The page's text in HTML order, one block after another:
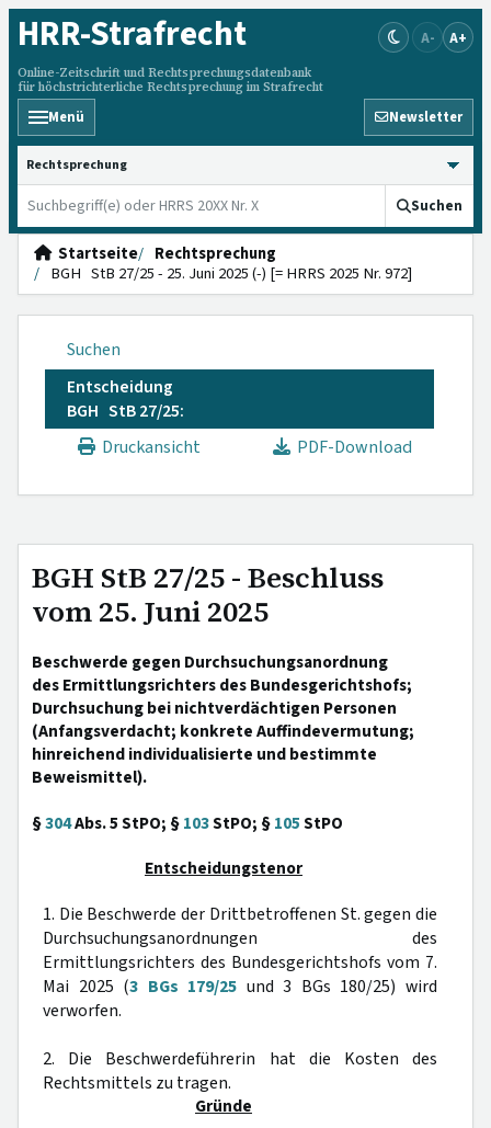
HRR-Strafrecht
Online-Zeitschrift und Rechtsprechungsdatenbank
für höchstrichterliche Rechtsprechung im Strafrecht
A- A+
Menü Newsletter
HRRS durchsuchen
Suchen
Startseite
Rechtsprechung
BGH StB 27/25 - 25. Juni 2025 (-) [= HRRS 2025 Nr. 972]
Suchen
Entscheidung
BGH StB 27/25:
Druckansicht
PDF-Download
BGH StB 27/25 - Beschluss
vom 25. Juni 2025
Beschwerde gegen Durchsuchungsanordnung
des Ermittlungsrichters des Bundesgerichtshofs;
Durchsuchung bei nichtverdächtigen Personen
(Anfangsverdacht; konkrete Auffindevermutung;
hinreichend individualisierte und bestimmte
Beweismittel).
§304Abs. 5 StPO; §103StPO; §105StPO
Entscheidungstenor
1. Die Beschwerde der Drittbetroffenen St. gegen die
Durchsuchungsanordnungen des
Ermittlungsrichters des Bundesgerichtshofs vom 7.
Mai 2025 (3 BGs 179/25 und 3 BGs 180/25) wird
verworfen.
2. Die Beschwerdeführerin hat die Kosten des
Rechtsmittels zu tragen.
Gründe